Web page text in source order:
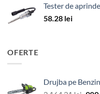
Tester de
58.28 lei
OFERTE
Drujba pe